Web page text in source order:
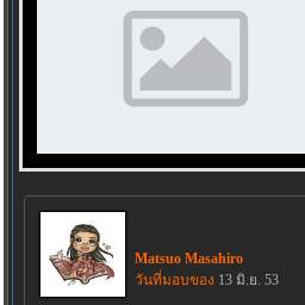
Matsuo Masahiro
วันที่มอบของ 13 มิ.ย. 53